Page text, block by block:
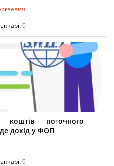
0
поточного
дохід у ФОП
0